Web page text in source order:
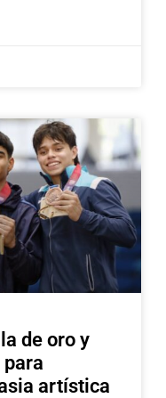
de oro y
artística